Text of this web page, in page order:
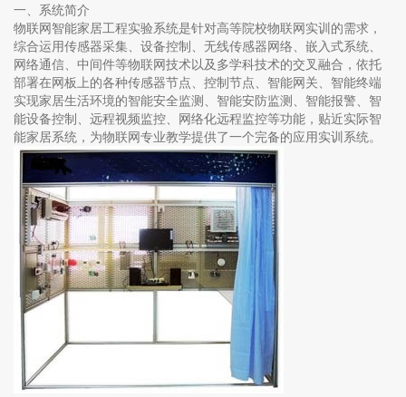
一、系统简介
物联网智能家居工程实验系统是针对高等院校物联网实训的需求，
综合运用传感器采集、设备控制、无线传感器网络、嵌入式系统、
网络通信、中间件等物联网技术以及多学科技术的交叉融合，依托
部署在网板上的各种传感器节点、控制节点、智能网关、智能终端
实现家居生活环境的智能安全监测、智能安防监测、智能报警、智
能设备控制、远程视频监控、网络化远程监控等功能，贴近实际智
能家居系统，为物联网专业教学提供了一个完备的应用实训系统。